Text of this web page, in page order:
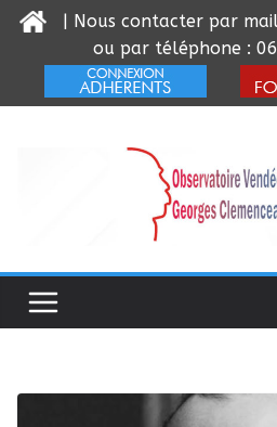
| Nous contacter par
ou par téléphone :